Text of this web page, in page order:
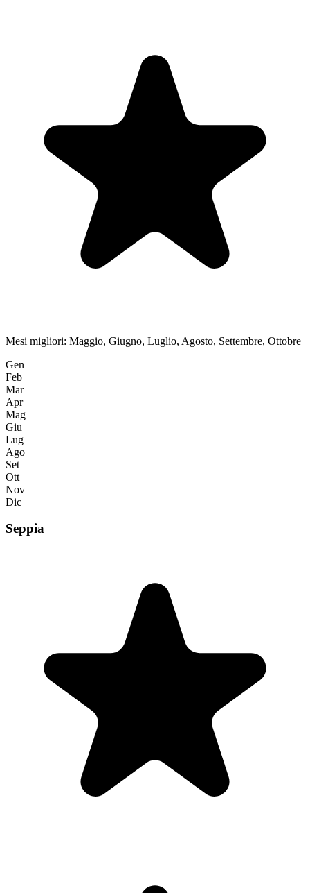
Mesi migliori: Maggio, Giugno, Luglio, Agosto, Settembre, Ottobre
Gen
Feb
Mar
Apr
Mag
Giu
Lug
Ago
Set
Ott
Nov
Dic
Seppia